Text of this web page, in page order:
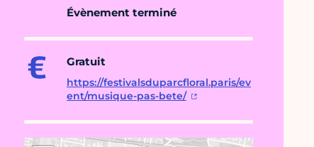
Évènement terminé
Gratuit
https://festivalsduparcfloral.paris/ev
ent/musique-pas-bete/